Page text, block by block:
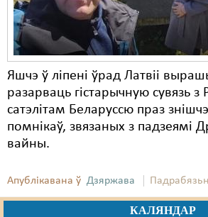
Яшчэ ў ліпені ўрад Латвіі
разарваць гістарычную сувязь з
сатэлітам Беларуссю праз
помнікаў, звязаных з падзеямі
вайны.
Апублікавана ў Дзяржава
КАЛЯНДАР